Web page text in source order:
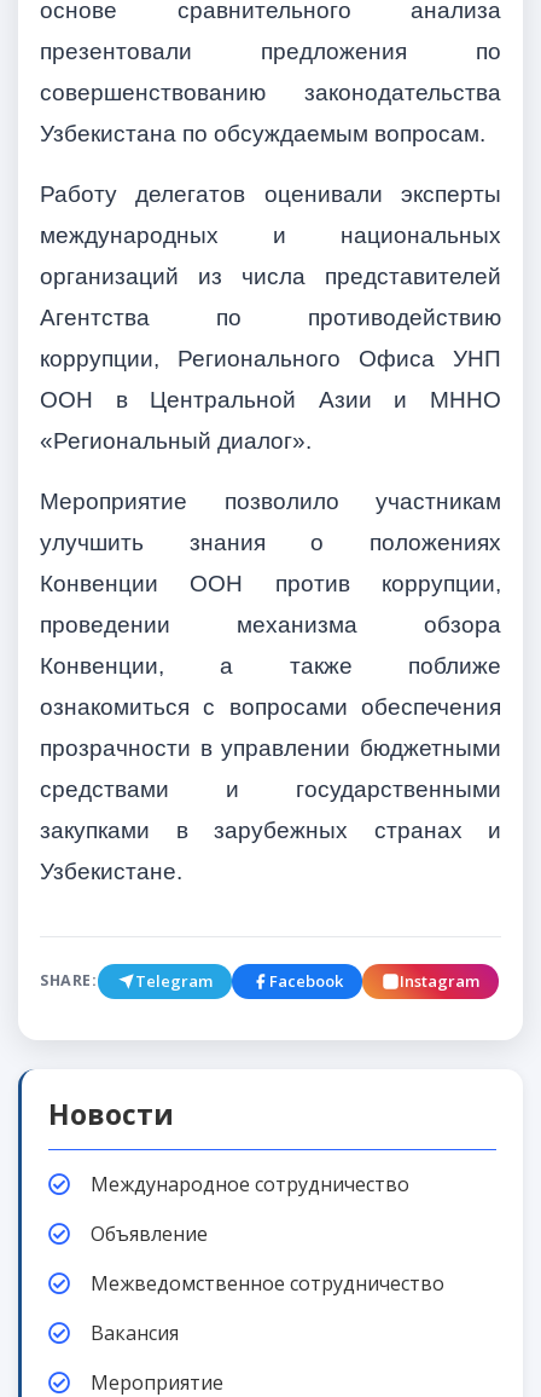
основе сравнительного анализа
презентовали предложения по
совершенствованию законодательства
Узбекистана по обсуждаемым вопросам.
Работу делегатов оценивали эксперты
международных и национальных
организаций из числа представителей
Агентства по противодействию
коррупции, Регионального Офиса УНП
ООН в Центральной Азии и МННО
«Региональный диалог».
Мероприятие позволило участникам
улучшить знания о положениях
Конвенции ООН против коррупции,
проведении механизма обзора
Конвенции, а также поближе
ознакомиться с вопросами обеспечения
прозрачности в управлении бюджетными
средствами и государственными
закупками в зарубежных странах и
Узбекистане.
SHARE: Telegram Facebook Instagram
Новости
Международное сотрудничество
Объявление
Межведомственное сотрудничество
Вакансия
Мероприятие